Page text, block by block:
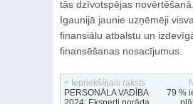
tās dzīvotspējas
Igaunijā jaunie uzņēmēji
finansiālu atbalstu un
finansēšanas nosacījumus.
< Iepriekšējais raksts
PERSONĀLA VADĪBA
79 %